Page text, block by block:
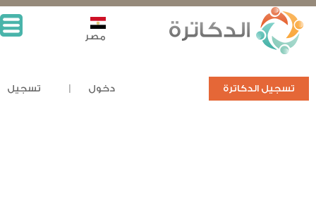
تسجيل الدكاترة دخول تسجيل
مصر